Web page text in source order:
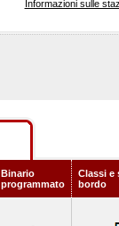
Informazioni sulle
Binario
programmato
Classi e
bordo